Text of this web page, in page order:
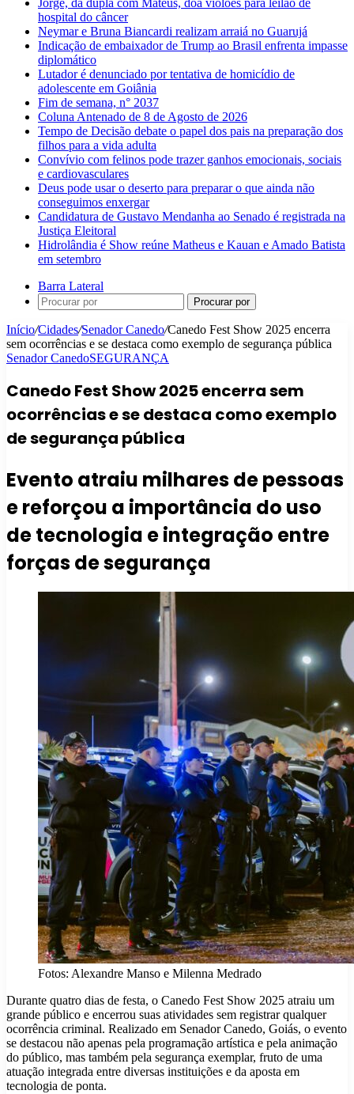
Jorge, da dupla com Mateus, doa violões para leilão de
hospital do câncer
Neymar e Bruna Biancardi realizam arraiá no Guarujá
Indicação de embaixador de Trump ao Brasil enfrenta impasse
diplomático
Lutador é denunciado por tentativa de homicídio de
adolescente em Goiânia
Fim de semana, n° 2037
Coluna Antenado de 8 de Agosto de 2026
Tempo de Decisão debate o papel dos pais na preparação dos
filhos para a vida adulta
Convívio com felinos pode trazer ganhos emocionais, sociais
e cardiovasculares
Deus pode usar o deserto para preparar o que ainda não
conseguimos enxergar
Candidatura de Gustavo Mendanha ao Senado é registrada na
Justiça Eleitoral
Hidrolândia é Show reúne Matheus e Kauan e Amado Batista
em setembro
Barra Lateral
Procurar por
Início/Cidades/Senador Canedo/Canedo Fest Show 2025 encerra
sem ocorrências e se destaca como exemplo de segurança pública
Senador CanedoSEGURANÇA
Canedo Fest Show 2025 encerra sem
ocorrências e se destaca como exemplo
de segurança pública
Evento atraiu milhares de pessoas
e reforçou a importância do uso
de tecnologia e integração entre
forças de segurança
Fotos: Alexandre Manso e Milenna Medrado
Durante quatro dias de festa, o Canedo Fest Show 2025 atraiu um
grande público e encerrou suas atividades sem registrar qualquer
ocorrência criminal. Realizado em Senador Canedo, Goiás, o evento
se destacou não apenas pela programação artística e pela animação
do público, mas também pela segurança exemplar, fruto de uma
atuação integrada entre diversas instituições e da aposta em
tecnologia de ponta.